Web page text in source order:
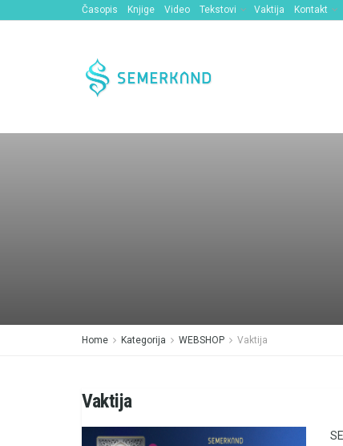
Časopis Knjige Video Tekstovi Vaktija Kontakt
Home Kategorija WEBSHOP Vaktija
Vaktija